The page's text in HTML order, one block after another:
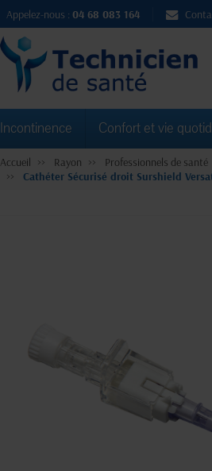
Appelez-nous : 04 68 083 164
Incontinence Confort et vie
Accueil Rayon Professionnels de santé
Cathéter Sécurisé droit Surshield